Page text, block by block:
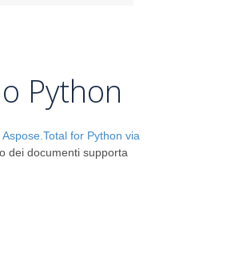
Python
Aspose.Total for Python via
dei documenti supporta